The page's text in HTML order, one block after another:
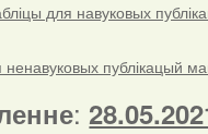
для навуковых
публікацый
: